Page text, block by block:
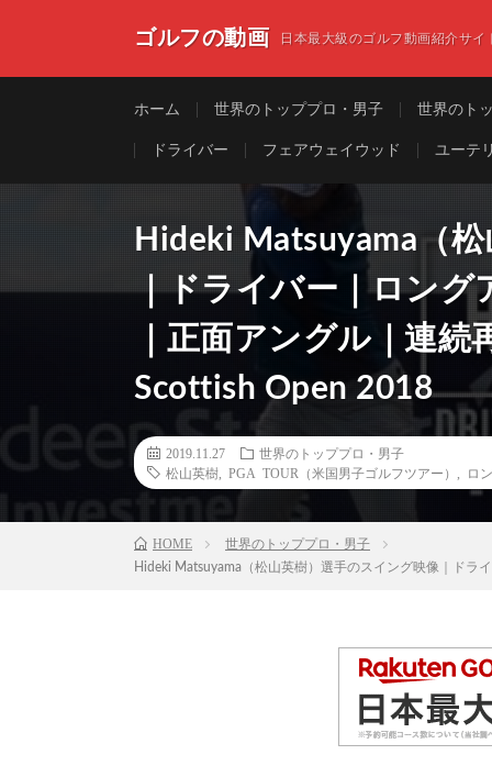
ゴルフの動画 日本最大級のゴルフ動画紹介サイ
ホーム 世界のトッププロ・男子 世界のト
ドライバー フェアウェイウッド ユーテ
Hideki Matsuyama（
｜ドライバー｜ロング
｜正面アングル｜連続
Scottish Open 2018
2019.11.27
世界のトッププロ・男子
松山英樹
PGA TOUR（米国男子ゴルフツアー） ロ
HOME
世界のトッププロ・男子
Hideki Matsuyama（松山英樹）選手のスイング映像｜ドラ